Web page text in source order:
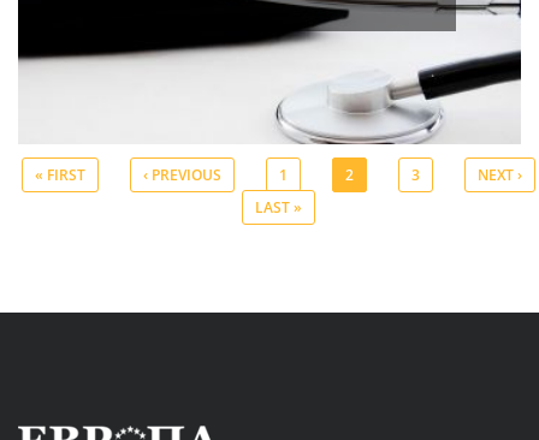
« FIRST ‹ PREVIOUS 1 2 3
NEXT ›
LAST »